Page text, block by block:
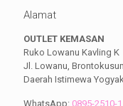
Alamat
OUTLET KEMASAN
Ruko Lowanu Kavling K
Jl. Lowanu,
Daerah Istimewa
WhatsApp: 0895-2510-